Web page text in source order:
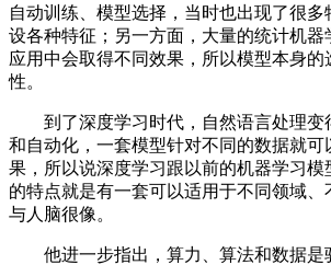
自动训练、模型选择，当时也出现了很多
设各种特征；另一方面，大量的统计机器
应用中会取得不同效果，所以模型本身的
性。
到了深度学习时代，自然语言处理变
和自动化，一套模型针对不同的数据就可
果，所以说深度学习跟以前的机器学习模
的特点就是有一套可以适用于不同领域
与人脑很像。
他进一步指出，算力、算法和数据是